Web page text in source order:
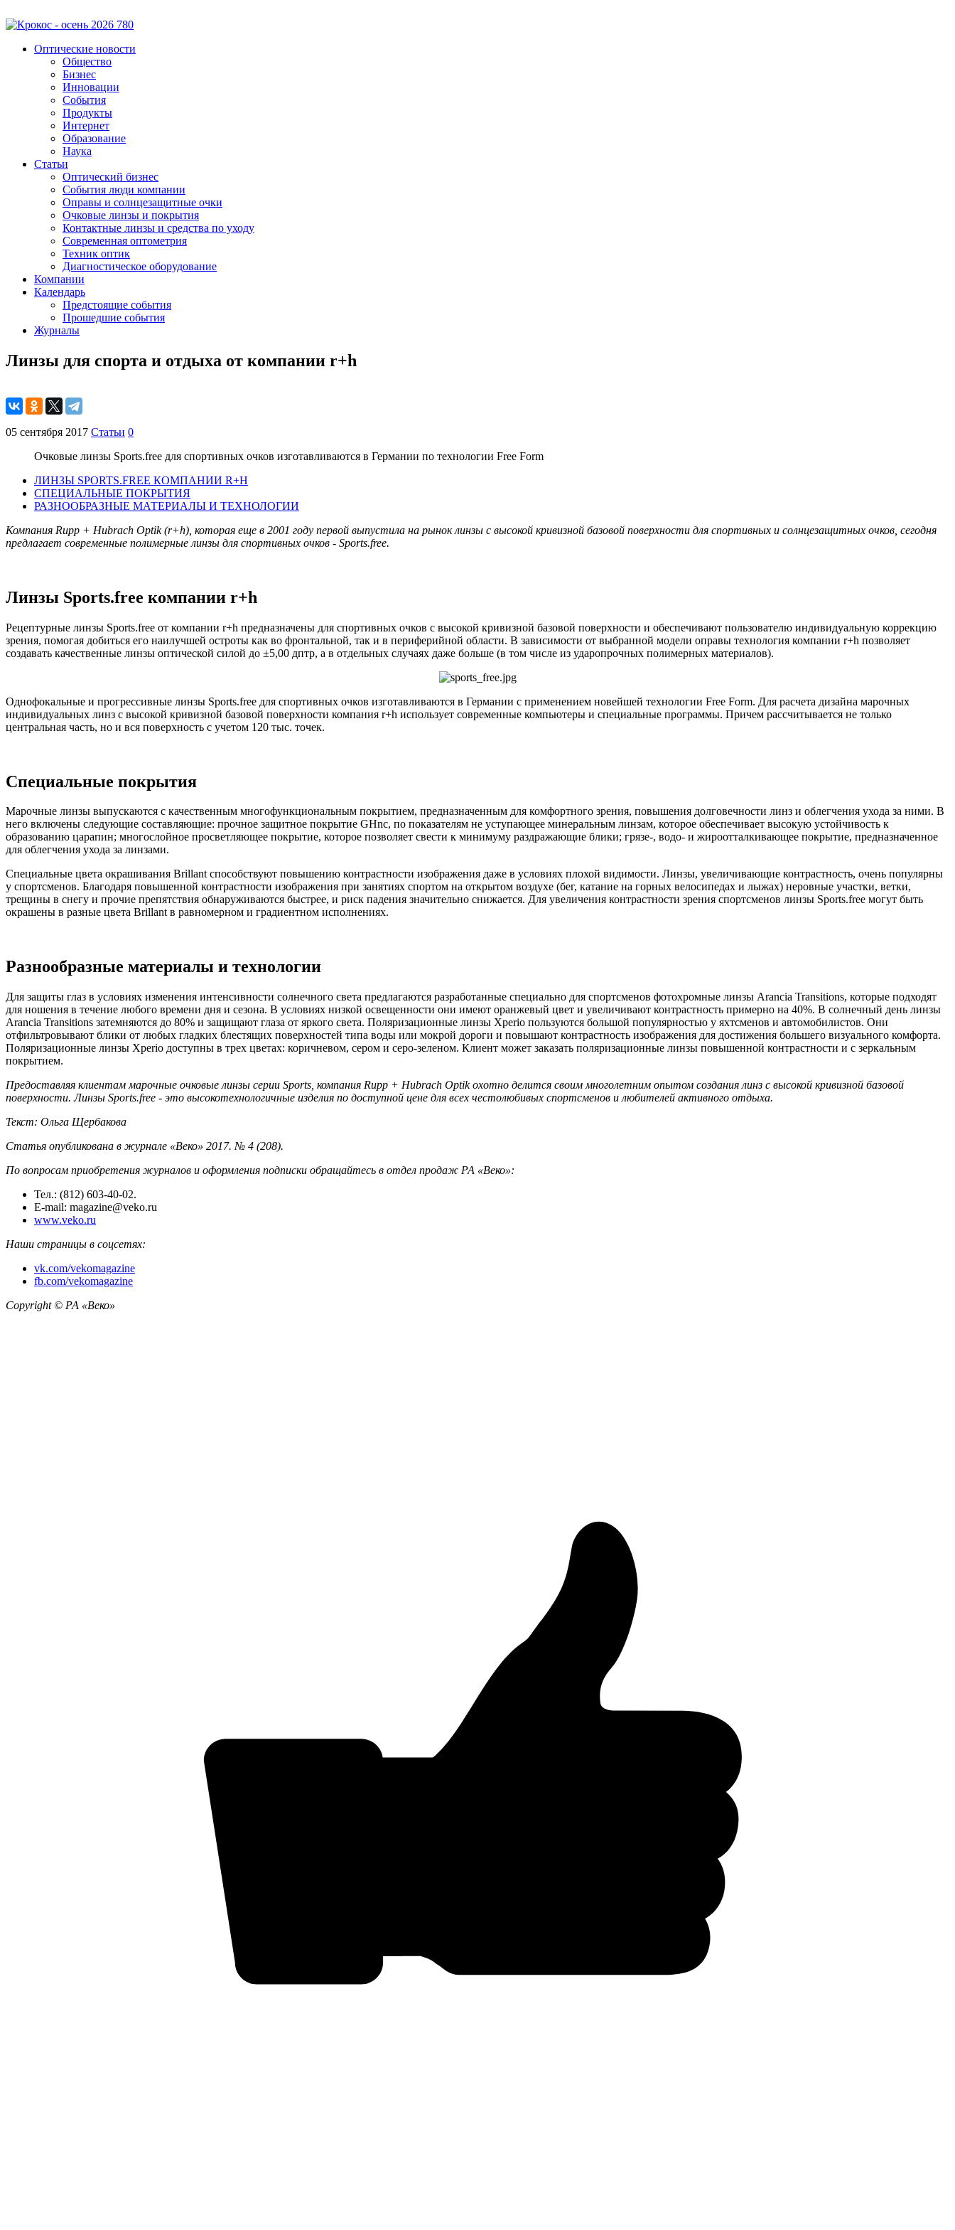
Оптические новости
Общество
Бизнес
Инновации
События
Продукты
Интернет
Образование
Наука
Статьи
Оптический бизнес
События люди компании
Оправы и солнцезащитные очки
Очковые линзы и покрытия
Контактные линзы и средства по уходу
Современная оптометрия
Техник оптик
Диагностическое оборудование
Компании
Календарь
Предстоящие события
Прошедшие события
Журналы
Линзы для спорта и отдыха от компании r+h
05 сентября 2017 Статьи 0
Очковые линзы Sports.free для спортивных очков изготавливаются в Германии по технологии Free Form
ЛИНЗЫ SPORTS.FREE КОМПАНИИ R+H
СПЕЦИАЛЬНЫЕ ПОКРЫТИЯ
РАЗНООБРАЗНЫЕ МАТЕРИАЛЫ И ТЕХНОЛОГИИ
Компания Rupp + Hubrach Optik(r+h), которая еще в 2001 году первой выпустила на рынок линзы с высокой кривизной базовой поверхности для спортивных и солнцезащитных очков, сегодня
предлагает современные полимерные линзы для спортивных очков - Sports.free.
Линзы Sports.free компании r+h
Рецептурные линзы Sports.free от компании r+h предназначены для спортивных очков с высокой кривизной базовой поверхности и обеспечивают пользователю индивидуальную коррекцию
зрения, помогая добиться его наилучшей остроты как во фронтальной, так и в периферийной области. В зависимости от выбранной модели оправы технология компании r+h позволяет
создавать качественные линзы оптической силой до ±5,00 дптр, а в отдельных случаях даже больше (в том числе из ударопрочных полимерных материалов).
Однофокальные и прогрессивные линзы Sports.free для спортивных очков изготавливаются в Германии с применением новейшей технологии Free Form. Для расчета дизайна марочных
индивидуальных линз с высокой кривизной базовой поверхности компания r+h использует современные компьютеры и специальные программы. Причем рассчитывается не только
центральная часть, но и вся поверхность с учетом 120 тыс. точек.
Специальные покрытия
Марочные линзы выпускаются с качественным многофункциональным покрытием, предназначенным для комфортного зрения, повышения долговечности линз и облегчения ухода за ними. В
него включены следующие составляющие: прочное защитное покрытие GHnc, по показателям не уступающее минеральным линзам, которое обеспечивает высокую устойчивость к
образованию царапин; многослойное просветляющее покрытие, которое позволяет свести к минимуму раздражающие блики; грязе-, водо- и жироотталкивающее покрытие, предназначенное
для облегчения ухода за линзами.
Специальные цвета окрашивания Brillant способствуют повышению контрастности изображения даже в условиях плохой видимости. Линзы, увеличивающие контрастность, очень популярны
у спортсменов. Благодаря повышенной контрастности изображения при занятиях спортом на открытом воздухе (бег, катание на горных велосипедах и лыжах) неровные участки, ветки,
трещины в снегу и прочие препятствия обнаруживаются быстрее, и риск падения значительно снижается. Для увеличения контрастности зрения спортсменов линзы Sports.free могут быть
окрашены в разные цвета Brillant в равномерном и градиентном исполнениях.
Разнообразные материалы и технологии
Для защиты глаз в условиях изменения интенсивности солнечного света предлагаются разработанные специально для спортсменов фотохромные линзы Arancia Transitions, которые подходят
для ношения в течение любого времени дня и сезона. В условиях низкой освещенности они имеют оранжевый цвет и увеличивают контрастность примерно на 40%. В солнечный день линзы
Arancia Transitions затемняются до 80% и защищают глаза от яркого света. Поляризационные линзы Xperio пользуются большой популярностью у яхтсменов и автомобилистов. Они
отфильтровывают блики от любых гладких блестящих поверхностей типа воды или мокрой дороги и повышают контрастность изображения для достижения большего визуального комфорта.
Поляризационные линзы Xperio доступны в трех цветах: коричневом, сером и серо-зеленом. Клиент может заказать поляризационные линзы повышенной контрастности и с зеркальным
покрытием.
Предоставляя клиентам марочные очковые линзы серии Sports, компания Rupp + Hubrach Optik охотно делится своим многолетним опытом создания линз с высокой кривизной базовой
поверхности. Линзы Sports.free - это высокотехнологичные изделия по доступной цене для всех честолюбивых спортсменов и любителей активного отдыха.
Текст: Ольга Щербакова
Статья опубликована в журнале «Веко» 2017. № 4 (208).
По вопросам приобретения журналов и оформления подписки обращайтесь в отдел продаж РА «Веко»:
Тел.: (812) 603-40-02.
E-mail: magazine@veko.ru
www.veko.ru
Наши страницы в соцсетях:
vk.com/vekomagazine
fb.com/vekomagazine
Copyright © РА «Веко»